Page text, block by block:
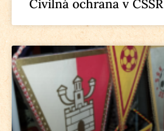
Civilná ochrana v ČSSR